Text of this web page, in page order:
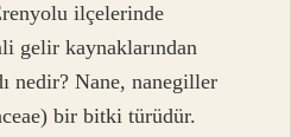
ilçelerinde
gelir kaynaklarından
nedir? Nane, nanegiller
bir bitki türüdür.